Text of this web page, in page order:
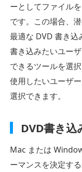
ーとしてファイル
です。この場合、
最適な DVD 書き込
書き込みたいユー
できるツールを選
使用したいユーザ
選択できます。
DVD書き込
Mac または
ーマンスを決定す